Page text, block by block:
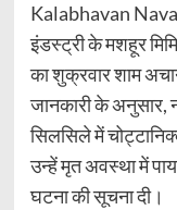
Kalabhavan
इंडस्ट्री के मशहूर
का शुक्रवार शाम
जानकारी के अनुसार,
सिलसिले में
उन्हें मृत अवस्था में
घटना की सूचना दी।